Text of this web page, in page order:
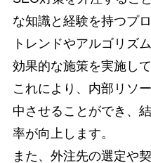
な知識と経験を持つプ
トレンドやアルゴリズ
効果的な施策を実施し
これにより、内部リソ
中させることができ、
率が向上します。
また、外注先の選定や